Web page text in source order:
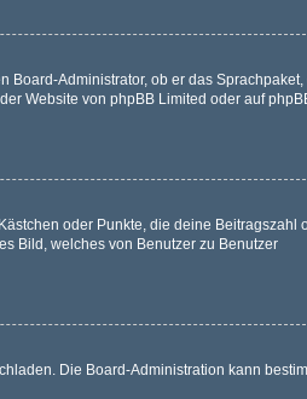
Board-Administrator, ob er das Sprachpaket,
Website von phpBB Limited oder auf
oder Punkte, die deine Beitragszahl
Bild, welches von Benutzer zu Benutzer
Die Board-Administration kann